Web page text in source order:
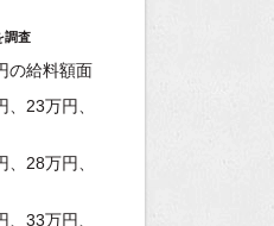
調査
の給料額面
23万円、
28万円、
33万円、